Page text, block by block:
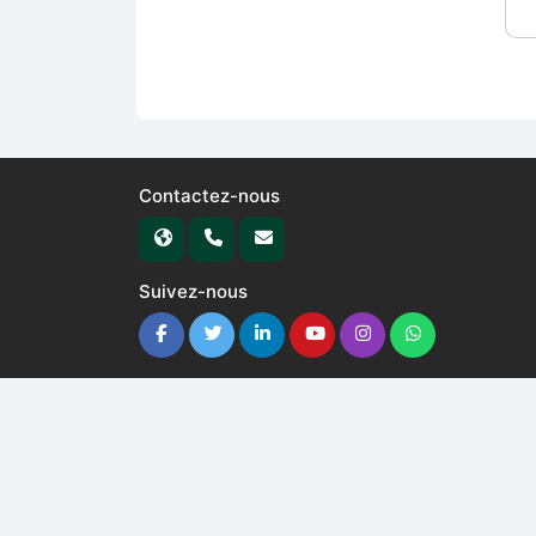
Contactez-nous
Suivez-nous